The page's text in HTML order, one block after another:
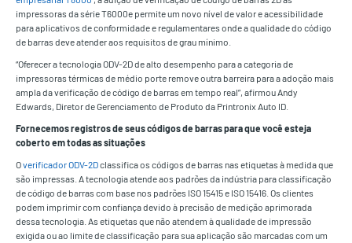
impressoras da série T6000e permite um novo nível de valor e acessibilidade
para aplicativos de conformidade e regulamentares onde a qualidade do código
de barras deve atender aos requisitos de grau mínimo.
“Oferecer a tecnologia ODV-2D de alto desempenho para a categoria de
impressoras térmicas de médio porte remove outra barreira para a adoção mais
ampla da verificação de código de barras em tempo real”, afirmou Andy
Edwards, Diretor de Gerenciamento de Produto da Printronix Auto ID.
Fornecemos registros de seus códigos de barras para que você esteja
coberto em todas as situações
Overificador ODV-2Dclassifica os códigos de barras nas etiquetas à medida que
são impressas. A tecnologia atende aos padrões da indústria para classificação
de código de barras com base nos padrões ISO 15415 e ISO 15416. Os clientes
podem imprimir com confiança devido à precisão de medição aprimorada
dessa tecnologia. As etiquetas que não atendem à qualidade de impressão
exigida ou ao limite de classificação para sua aplicação são marcadas com um